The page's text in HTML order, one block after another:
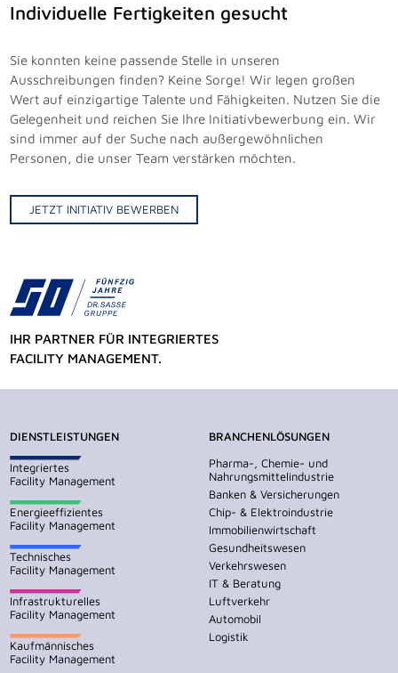
Individuelle Fertigkeiten gesucht
Sie konnten keine passende Stelle in unseren
Ausschreibungen finden? Keine Sorge! Wir legen großen
Wert auf einzigartige Talente und Fähigkeiten. Nutzen Sie die
Gelegenheit und reichen Sie Ihre Initiativbewerbung ein. Wir
sind immer auf der Suche nach außergewöhnlichen
Personen, die unser Team verstärken möchten.
JETZT INITIATIV BEWERBEN
IHR PARTNER FÜR INTEGRIERTES
FACILITY MANAGEMENT.
DIENSTLEISTUNGEN
Integriertes
Facility Management
Energieeffizientes
Facility Management
Technisches
Facility Management
Infrastrukturelles
Facility Management
Kaufmännisches
Facility Management
BRANCHENLÖSUNGEN
Pharma-, Chemie- und
Nahrungsmittelindustrie
Banken & Versicherungen
Chip- & Elektroindustrie
Immobilienwirtschaft
Gesundheitswesen
Verkehrswesen
IT & Beratung
Luftverkehr
Automobil
Logistik